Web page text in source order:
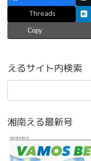
Threads
Copy
えるサイト内検索
湘南える最新号